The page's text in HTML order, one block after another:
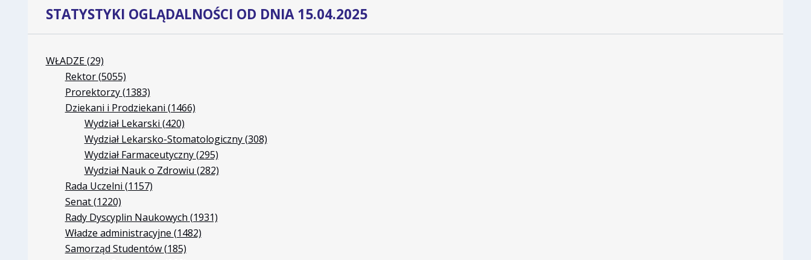
STATYSTYKI OGLĄDALNOŚCI OD DNIA 15.04.2025
WŁADZE(29)
Rektor(5055)
Prorektorzy(1383)
Dziekani i Prodziekani (1466)
Wydział Lekarski (420)
Wydział Lekarsko-Stomatologiczny(308)
Wydział Farmaceutyczny(295)
Wydział Nauk o Zdrowiu (282)
Rada Uczelni (1157)
Senat(1220)
Rady Dyscyplin Naukowych (1931)
Władze administracyjne (1482)
Samorząd Studentów(185)